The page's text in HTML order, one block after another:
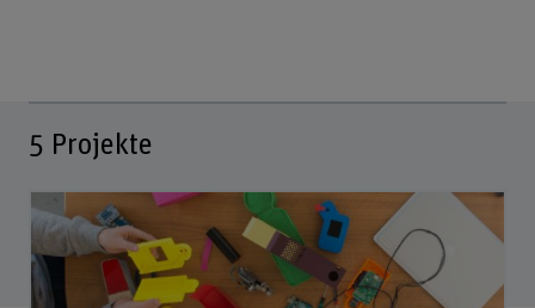
5 Projekte